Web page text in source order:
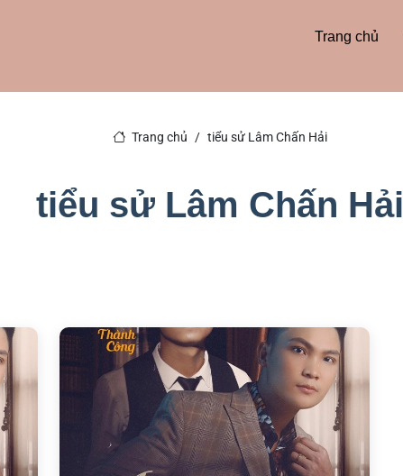
Trang chủ
Trang chủ tiểu sử Lâm Chấn Hải
tiểu sử Lâm Chấn Hải